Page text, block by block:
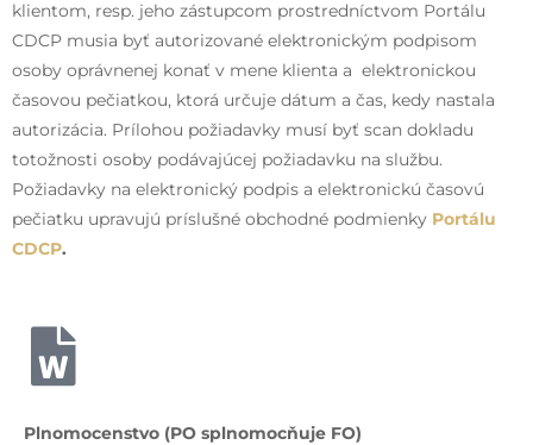
klientom, resp. jeho zástupcom prostredníctvom Portálu
CDCP musia byť autorizované elektronickým podpisom
osoby oprávnenej konať v mene klienta a elektronickou
časovou pečiatkou, ktorá určuje dátum a čas, kedy nastala
autorizácia. Prílohou požiadavky musí byť scan dokladu
totožnosti osoby podávajúcej požiadavku na službu.
Požiadavky na elektronický podpis a elektronickú časovú
pečiatku upravujú príslušné obchodné podmienky Portálu
CDCP.
Plnomocenstvo (PO splnomocňuje FO)